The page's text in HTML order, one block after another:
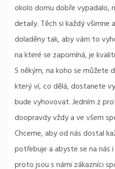
okolo domu dobře vypadalo,
detaily. Těch si každý
doladěny tak, aby vám to
na které se zapomíná, je
S někým, na koho se můžete
který ví, co dělá, dostanete
bude vyhovovat. Jedním z
doopravdy vždy a ve všem
Chceme, aby od nás dostal
potřebuje a abyste se na nás
proto jsou s námi zákazníci